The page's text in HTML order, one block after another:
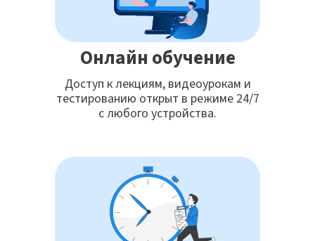
Онлайн обучение
Доступ к лекциям, видеоурокам и
тестированию открыт в режиме 24/7
с любого устройства.